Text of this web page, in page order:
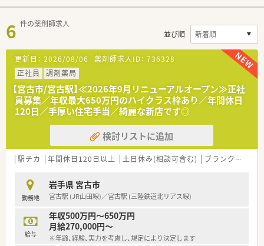
6 件の薬剤師求人
並び順
更新日： 2026/08/06 薬剤師求人ID： 736328
正社員
調剤薬局
【宮古市/宮古駅】≪2026年9月リニューアルオープン≫正社
員募集／年収最大650万円のハイクラス枠あり／年間休日
120日／手厚い住宅手当／綺麗な新店です◎
検討リストに追加
駅チカ 年間休日120日以上 土日休み(相談可含む) ブランク可
勤務地
岩手県 宮古市
宮古駅 (JR山田線)／宮古駅 (三陸鉄道北リアス線)
給与
年収500万円～650万円
月給270,000円～
※年齢、経験、実力を考慮し、規定により決定します